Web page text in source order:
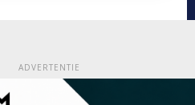
ADVERTENTIE